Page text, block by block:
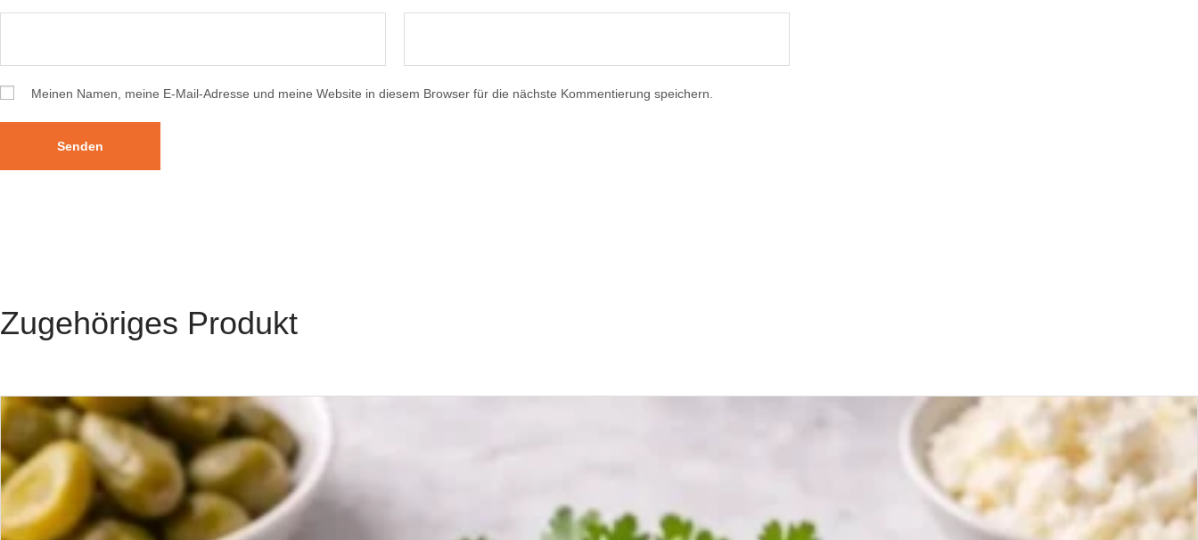
Meinen Namen, meine E-Mail-Adresse und meine Website in diesem Browser für die nächste Kommentierung speichern.
Zugehöriges Produkt